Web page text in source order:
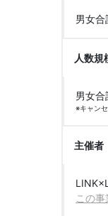
男女合
人数規
男女
※キャン
主催者
この